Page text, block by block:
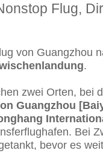
Flug,
von Guangzhou
.
zwei Orten, bei
Guangzhou
Bei
bevor es